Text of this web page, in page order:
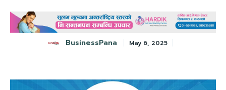
BusinessPana May 6, 2025